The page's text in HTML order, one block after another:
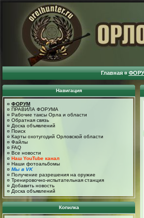
Главная ¤
Навигация
¤ ФОРУМ
¤ ПРАВИЛА ФОРУМА
¤ Рабочие таксы Орла и области
¤ Обратная связь
¤ Доска объявлений
¤ Поиск
¤ Карты охотугодий Орловской области
¤ Файлы
¤ FAQ
¤ Все новости
¤ Наш YouTube канал
¤ Наши фотоальбомы
¤ Мы в VK
¤ Получение разрешения на оружие
¤ Тренировочно-испытательная станция
¤ Добавить новость
¤ Доска объявлений
Копилка